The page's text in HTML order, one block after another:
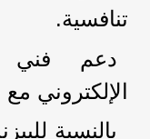
تنافسية.
دعم فني
الإلكتروني
بالنسبة